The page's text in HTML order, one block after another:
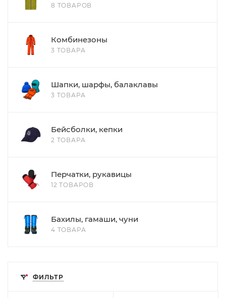
8 ТОВАРОВ
Комбинезоны
3 ТОВАРА
Шапки, шарфы, балаклавы
3 ТОВАРА
Бейсболки, кепки
2 ТОВАРА
Перчатки, рукавицы
12 ТОВАРОВ
Бахилы, гамаши, чуни
4 ТОВАРА
ФИЛЬТР